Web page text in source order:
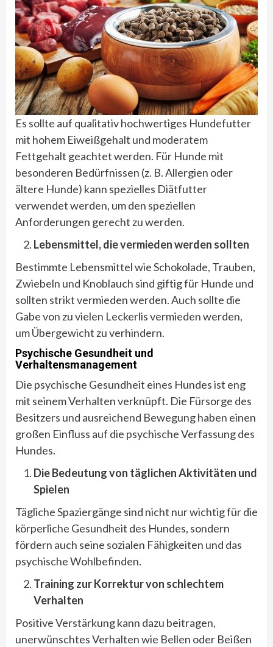
Es sollte auf qualitativ hochwertiges Hundefutter
mit hohem Eiweißgehalt und moderatem
Fettgehalt geachtet werden. Für Hunde mit
besonderen Bedürfnissen (z. B. Allergien oder
ältere Hunde) kann spezielles Diätfutter
verwendet werden, um den speziellen
Anforderungen gerecht zu werden.
Lebensmittel, die vermieden werden sollten
Bestimmte Lebensmittel wie Schokolade, Trauben,
Zwiebeln und Knoblauch sind giftig für Hunde und
sollten strikt vermieden werden. Auch sollte die
Gabe von zu vielen Leckerlis vermieden werden,
um Übergewicht zu verhindern.
Psychische Gesundheit und
Verhaltensmanagement
Die psychische Gesundheit eines Hundes ist eng
mit seinem Verhalten verknüpft. Die Fürsorge des
Besitzers und ausreichend Bewegung haben einen
großen Einfluss auf die psychische Verfassung des
Hundes.
Die Bedeutung von täglichen Aktivitäten und
Spielen
Tägliche Spaziergänge sind nicht nur wichtig für die
körperliche Gesundheit des Hundes, sondern
fördern auch seine sozialen Fähigkeiten und das
psychische Wohlbefinden.
Training zur Korrektur von schlechtem
Verhalten
Positive Verstärkung kann dazu beitragen,
unerwünschtes Verhalten wie Bellen oder Beißen